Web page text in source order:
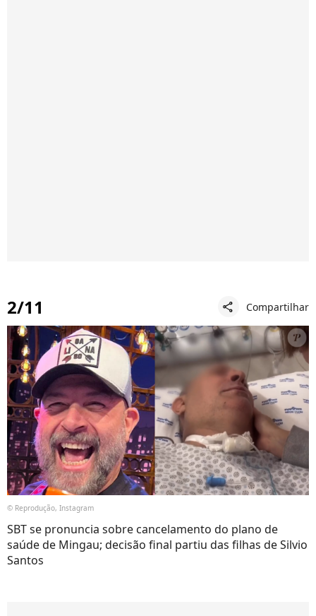
2/11 share Compartilhar
© Reprodução, Instagram
SBT se pronuncia sobre cancelamento do plano de
saúde de Mingau; decisão final partiu das filhas de Silvio
Santos